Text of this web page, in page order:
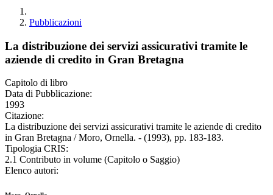
Pubblicazioni
La distribuzione dei servizi assicurativi tramite le
aziende di credito in Gran Bretagna
Capitolo di libro
Data di Pubblicazione:
1993
Citazione:
La distribuzione dei servizi assicurativi tramite le aziende di credito
in Gran Bretagna / Moro, Ornella. - (1993), pp. 183-183.
Tipologia CRIS:
2.1 Contributo in volume (Capitolo o Saggio)
Elenco autori: